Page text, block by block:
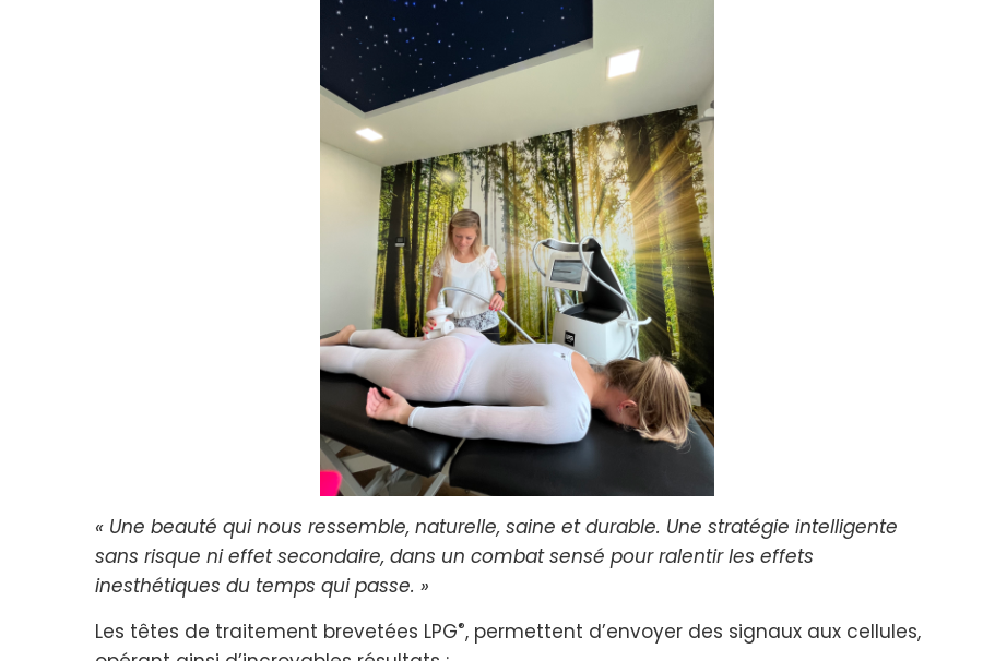
« Une beauté qui nous ressemble, naturelle, saine et durable. Une stratégie intelligente
sans risque ni effet secondaire, dans un combat sensé pour ralentir les effets
inesthétiques du temps qui passe. »
Les têtes de traitement brevetées LPG®, permettent d’envoyer des signaux aux cellules,